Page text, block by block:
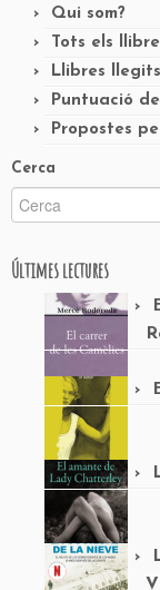
Qui som?
Tots els
Llibres llegits
Puntuació
Propostes
Cerca
Últimes lectures